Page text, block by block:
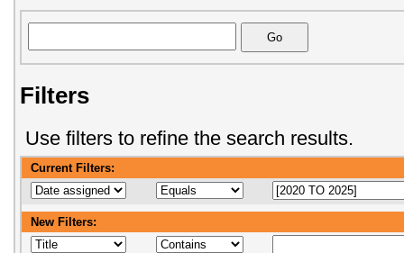
Filters
Use filters to refine the search results.
Current Filters:
New Filters: